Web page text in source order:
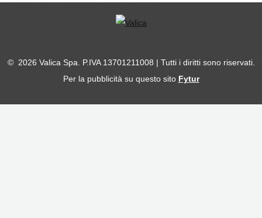
© 2026 Valica Spa. P.IVA 13701211008 | Tutti i diritti sono riservati.
Per la pubblicità su questo sito Fytur